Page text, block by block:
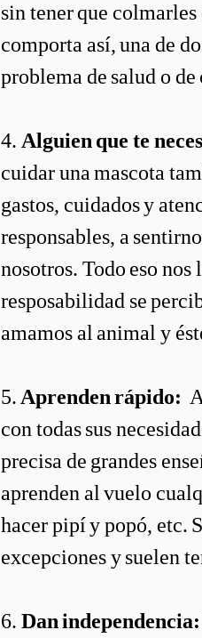
sin tener que
comporta así, una de
problema de salud o
4. Alguien que te
cuidar una mascota
gastos, cuidados y
responsables, a
nosotros. Todo eso
resposabilidad se
amamos al animal y
5. Aprenden rápido:
con todas sus
precisa de grandes
aprenden al vuelo
hacer pipí y popó, etc.
excepciones y suelen
6. Dan independencia: